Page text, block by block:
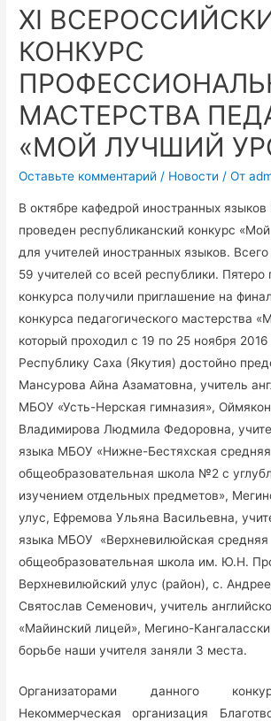
ХI
КОНКУРС
МАСТЕРСТВА
«МОЙ ЛУЧШИЙ
Оставьте комментарий / Новости / От
В октябре кафедрой иностранных
проведен республиканский конкурс
для учителей иностранных языков.
59 учителей со всей республики. Пятеро
конкурса получили приглашение на
конкурса педагогического мастерства
который проходил с 19 по 25 ноября 2016
Республику Саха (Якутия) достойно
Мансурова Айна Азаматовна, учитель
МБОУ «Усть-Нерская гимназия»,
Владимирова Людмила Федоровна,
языка МБОУ «Нижне-Бестяхская средняя
общеобразовательная школа №2 с
изучением отдельных предметов»,
улус, Ефремова Ульяна Васильевна,
языка МБОУ «Верхневилюйская средняя
общеобразовательная школа им. Ю.Н.
Верхневилюйский улус (район), с.
Святослав Семенович, учитель
«Майинский лицей», Мегино-
борьбе наши учителя заняли 3 места.
Организаторами данного
Некоммерческая организация